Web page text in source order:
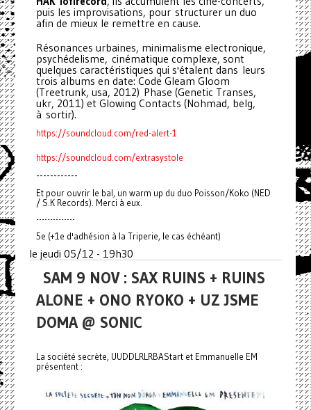
puis les improvisations, pour structurer un duo
afin de mieux le remettre en cause.
Résonances urbaines, minimalisme electronique,
psychédelisme, cinématique complexe, sont
quelques caractéristiques qui s'étalent dans leurs
trois albums en date: Code Gleam Gloom
(Treetrunk, usa, 2012) Phase (Genetic Transes,
ukr, 2011) et Glowing Contacts (Nohmad, belg,
à sortir).
https://soundcloud.com/red-alert-1
https://soundcloud.com/extrasystole
------------
Et pour ouvrir le bal, un warm up du duo Poisson/Koko (NED
/ S.K Records). Merci à eux.
--------------
5e (+1e d'adhésion à la Triperie, le cas échéant)
le jeudi 05/12 - 19h30
SAM 9 NOV : SAX RUINS + RUINS
ALONE + ONO RYOKO + UZ JSME
DOMA @ SONIC
La société secrète, UUDDLRLRBAStart et Emmanuelle EM
présentent :